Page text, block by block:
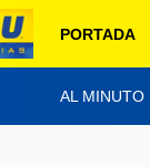
PORTADA
AL MINUTO